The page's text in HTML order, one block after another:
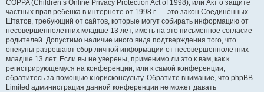
COPPA (Children’s Online Privacy Protection Act of 1998), или Акт о защите
частных прав ребёнка в интернете от 1998 г. — это закон Соединённых
Штатов, требующий от сайтов, которые могут собирать информацию от
несовершеннолетних младше 13 лет, иметь на это письменное согласие
родителей. Допустимо наличие иного вида подтверждения того, что
опекуны разрешают сбор личной информации от несовершеннолетних
младше 13 лет. Если вы не уверены, применимо ли это к вам, как к
регистрирующемуся на конференции, или к самой конференции,
обратитесь за помощью к юрисконсульту. Обратите внимание, что phpBB
Limited администрация данной конференции не может давать